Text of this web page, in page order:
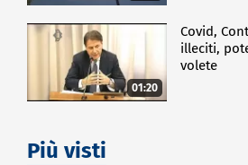
01:20
Covid,
illeciti,
volete
Più visti